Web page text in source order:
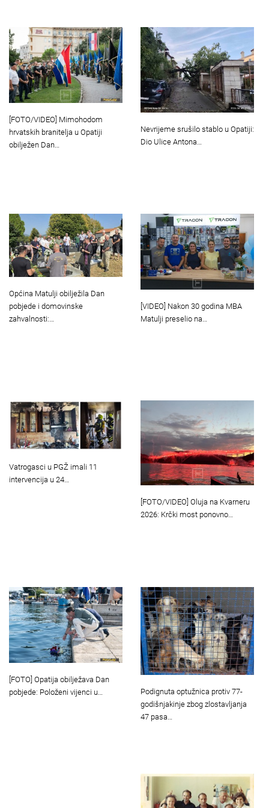
[FOTO/VIDEO] Mimohodom
hrvatskih branitelja u Opatiji
obilježen Dan…
Nevrijeme srušilo stablo u Opatiji:
Dio Ulice Antona…
Općina Matulji obilježila Dan
pobjede i domovinske
zahvalnosti:…
[VIDEO] Nakon 30 godina MBA
Matulji preselio na…
Vatrogasci u PGŽ imali 11
intervencija u 24…
[FOTO/VIDEO] Oluja na Kvarneru
2026: Krčki most ponovno…
[FOTO] Opatija obilježava Dan
pobjede: Položeni vijenci u…
Podignuta optužnica protiv 77-
godišnjakinje zbog zlostavljanja
47 pasa…